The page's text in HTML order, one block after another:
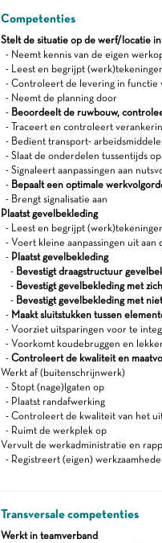
Competenties
Stelt de situatie op de werf/locatie
- Neemt kennis van de eigen
- Leest en begrijpt
- Controleert de levering in functie
- Neemt de planning door
- Beoordeelt de ruwbouw,
- Traceert en controleert
- Bedient transport-
- Slaat de onderdelen tussentijds op
- Signaleert aanpassingen aan
- Bepaalt een optimale
- Brengt signalisatie aan
Plaatst gevelbekleding
- Leest en begrijpt
- Voert kleine aanpassingen uit aan
- Plaatst gevelbekleding
- Bevestigt draagstructuur
- Bevestigt gevelbekleding met
- Bevestigt gevelbekleding met
- Maakt sluitstukken tussen
- Voorziet uitsparingen voor te
- Voorkomt koudebruggen en
- Controleert de kwaliteit en
Werkt af (buitenschrijnwerk)
- Stopt (nage)lgaten op
- Plaatst randafwerking
- Controleert de kwaliteit van het
- Ruimt de werkplek op
Vervult de werkadministratie en
- Registreert (eigen)
Transversale competenties
Werkt in teamverband